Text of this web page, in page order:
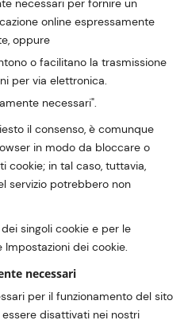
necessari per fornire un
online espressamente
oppure
o facilitano la trasmissione
per via elettronica.
necessari".
il consenso, è comunque
in modo da bloccare o
cookie; in tal caso, tuttavia,
servizio potrebbero non
singoli cookie e per le
Impostazioni dei cookie.
necessari
per il funzionamento del sito
disattivati nei nostri